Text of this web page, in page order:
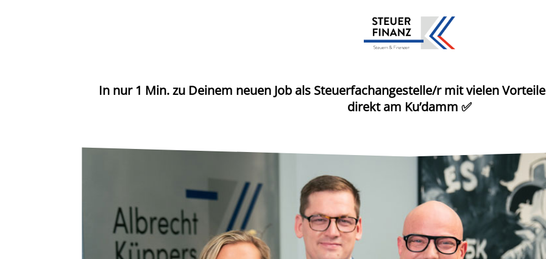
In nur 1 Min. zu Deinem neuen Job als Steuerfachangestelle/r mit vielen
direkt am Ku’damm ✅